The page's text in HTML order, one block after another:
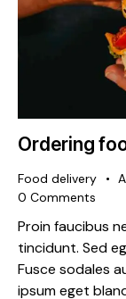
Ordering
Food delivery
0 Comments
Proin faucibus
tincidunt. Sed
Fusce sodales
ipsum eget